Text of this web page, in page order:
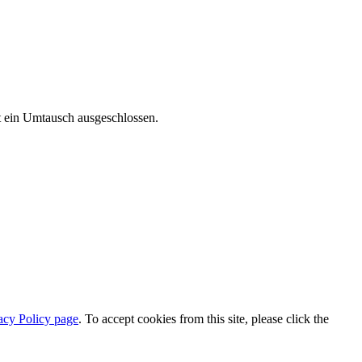
Umtausch ausgeschlossen.
Policy page. To accept cookies from this site, please click the